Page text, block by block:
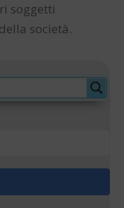
soggetti
società.